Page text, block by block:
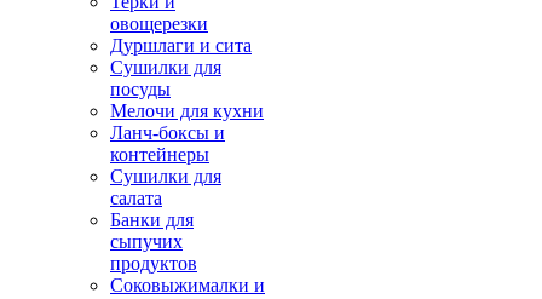
овощерезки
Дуршлаги и сита
Сушилки для
посуды
Мелочи для кухни
Ланч-боксы и
контейнеры
Сушилки для
салата
Банки для
сыпучих
продуктов
Соковыжималки и